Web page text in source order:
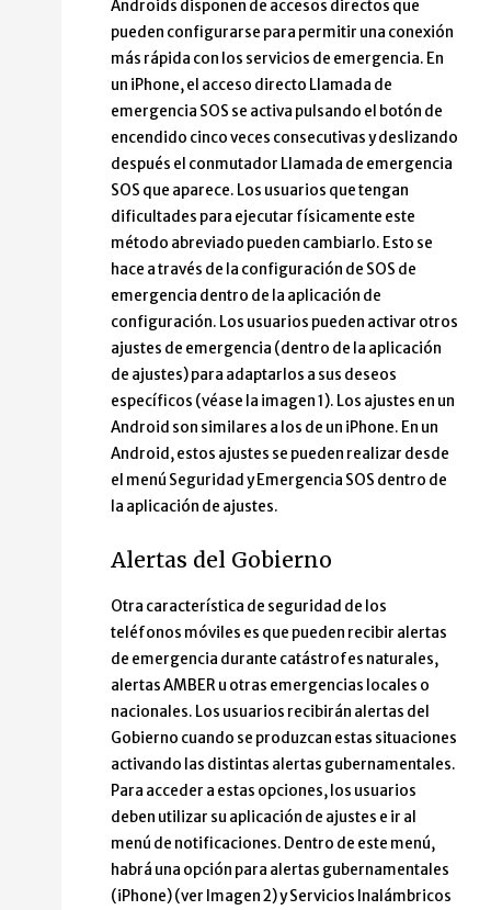
Androids disponen de accesos directos que
pueden configurarse para permitir una conexión
más rápida con los servicios de emergencia. En
un iPhone, el acceso directo Llamada de
emergencia SOS se activa pulsando el botón de
encendido cinco veces consecutivas y deslizando
después el conmutador Llamada de emergencia
SOS que aparece. Los usuarios que tengan
dificultades para ejecutar físicamente este
método abreviado pueden cambiarlo. Esto se
hace a través de la configuración de SOS de
emergencia dentro de la aplicación de
configuración. Los usuarios pueden activar otros
ajustes de emergencia (dentro de la aplicación
de ajustes) para adaptarlos a sus deseos
específicos (véase la imagen 1). Los ajustes en un
Android son similares a los de un iPhone. En un
Android, estos ajustes se pueden realizar desde
el menú Seguridad y Emergencia SOS dentro de
la aplicación de ajustes.
Alertas del Gobierno
Otra característica de seguridad de los
teléfonos móviles es que pueden recibir alertas
de emergencia durante catástrofes naturales,
alertas AMBER u otras emergencias locales o
nacionales. Los usuarios recibirán alertas del
Gobierno cuando se produzcan estas situaciones
activando las distintas alertas gubernamentales.
Para acceder a estas opciones, los usuarios
deben utilizar su aplicación de ajustes e ir al
menú de notificaciones. Dentro de este menú,
habrá una opción para alertas gubernamentales
(iPhone) (ver Imagen 2) y Servicios Inalámbricos